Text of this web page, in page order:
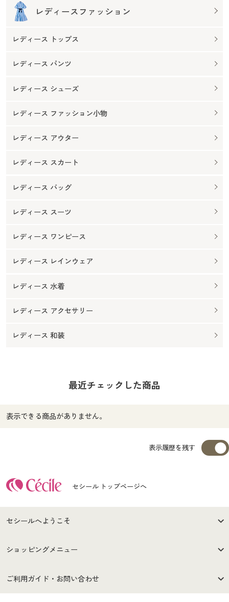
レディースファッション
レディース トップス
レディース パンツ
レディース シューズ
レディース ファッション小物
レディース アウター
レディース スカート
レディース バッグ
レディース スーツ
レディース ワンピース
レディース レインウェア
レディース 水着
レディース アクセサリー
レディース 和装
最近チェックした商品
表示できる商品がありません。
表示履歴を残す
セシール トップページへ
セシールへようこそ
はじめての方へ
セシールご利用規約
ショッピングメニュー
商品カテゴリ
ご利用ガイド・お問い合わせ